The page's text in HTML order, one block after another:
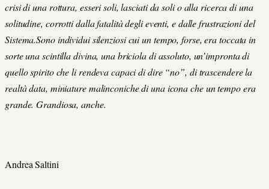
crisi di una rottura, esseri soli, lasciati da soli o alla ricerca di una
solitudine, corrotti dalla fatalità degli eventi, e dalle frustrazioni del
Sistema.Sono individui silenziosi cui un tempo, forse, era toccata in
sorte una scintilla divina, una briciola di assoluto, un’impronta di
quello spirito che li rendeva capaci di dire “no”, di trascendere la
realtà data, miniature malinconiche di una icona che un tempo era
grande. Grandiosa, anche.
Andrea Saltini